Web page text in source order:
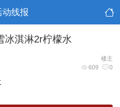
动线报
冰淇淋2r柠檬水
楼主
609 0